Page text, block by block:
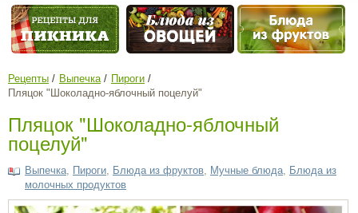
Рецепты Выпечка
Пироги
Пляцок "Шоколадно-яблочный поцелуй"
Пляцок "Шоколадно-яблочный
поцелуй"
Выпечка Пироги Блюда из фруктов Мучные блюда Блюда из
молочных продуктов